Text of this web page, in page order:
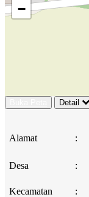
−
Detail
Alamat :
Desa :
Kecamatan :